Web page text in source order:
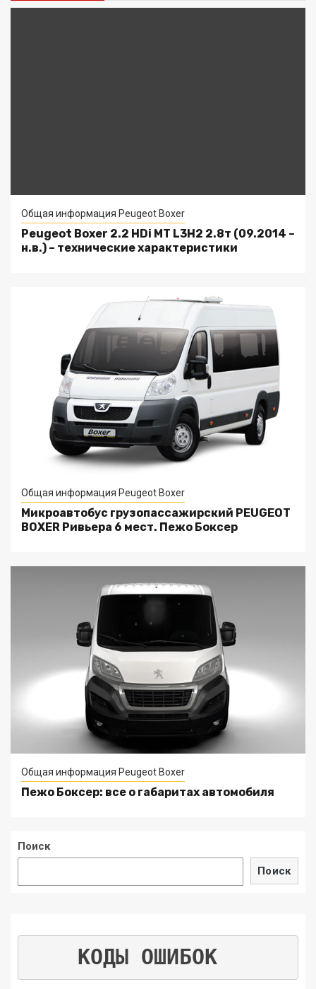
Общая информация Peugeot Boxer
Peugeot Boxer 2.2 HDi MT L3H2 2.8т (09.2014 –
н.в.) – технические характеристики
Общая информация Peugeot Boxer
Микроавтобус грузопассажирский PEUGEOT
BOXER Ривьера 6 мест. Пежо Боксер
Общая информация Peugeot Boxer
Пежо Боксер: все о габаритах автомобиля
Поиск
Поиск
КОДЫ ОШИБОК